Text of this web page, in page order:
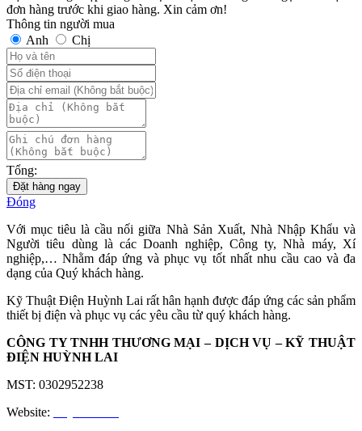
đơn hàng trước khi giao hàng. Xin cảm ơn!
Thông tin người mua
Anh
Chị
Tổng:
Đặt hàng ngay
Đóng
Với mục tiêu là cầu nối giữa Nhà Sản Xuất, Nhà Nhập Khẩu và
Người tiêu dùng là các Doanh nghiệp, Công ty, Nhà máy, Xí
nghiệp,… Nhằm đáp ứng và phục vụ tốt nhất nhu cầu cao và đa
dạng của Quý khách hàng.
Kỹ Thuật Điện Huỳnh Lai rất hân hạnh được đáp ứng các sản phẩm
thiết bị điện và phục vụ các yêu cầu từ quý khách hàng.
CÔNG TY TNHH THƯƠNG MẠI – DỊCH VỤ – KỸ THUẬT
ĐIỆN HUỲNH LAI
MST: 0302952238
Website: